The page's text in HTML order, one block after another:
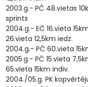
2003.g.- PČ 48.vietas
sprints
2004.g.- EČ 16.vieta
26.vieta 12,5km iedz.
2004.g.- PČ 60.vieta
2005.g.- PČ 15.vieta
65.vieta 15km indiv.
2004./05.g. PK